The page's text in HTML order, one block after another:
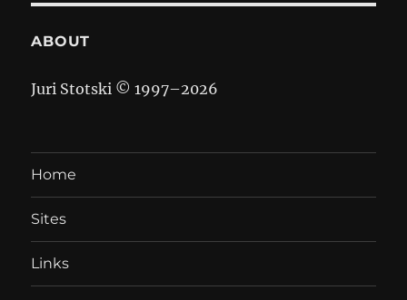
ABOUT
Juri Stotski © 1997–2026
Home
Sites
Links